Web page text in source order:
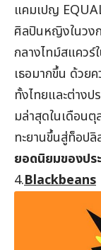
แคมเปญ
ศิลปินหญิงในวง
กลางไทม์สแคว
เธอมากขึ้น ด้วย
ทั้งไทยและต่างป
มล่าสุดในเดือนตุ
ทะยานขึ้นสู่ท็อป
ยอดนิยมของปร
4.Blackbeans